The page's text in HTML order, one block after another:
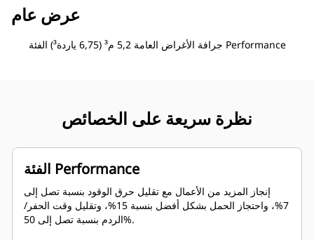
عرض عام
جرافة الأغراض العامة 5,2 م³ (6,75 ياردة³) الفئة Performance
نظرة سريعة على الخصائص
الفئة Performance
إنجاز المزيد من الأعمال مع تقليل حرق الوقود بنسبة تصل إلى
7%، واحتجاز الحمل بشكل أفضل بنسبة 15%، وتقليل وقت الحفر/
الردم بنسبة تصل إلى 50%.